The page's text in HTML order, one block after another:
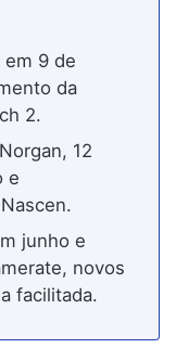
em 9 de
da
2.
12
e
junho e
novos
facilitada.